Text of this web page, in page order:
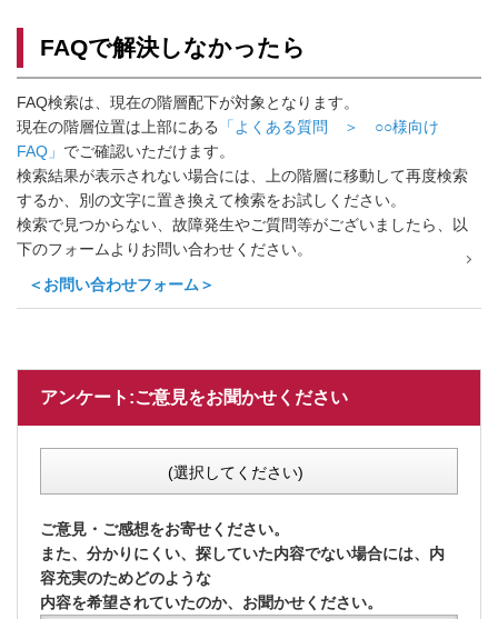
FAQで解決しなかったら
FAQ検索は、現在の階層配下が対象となります。
現在の階層位置は上部にある
「よくある質問 ＞ ○○様向け
FAQ」 でご確認いただけます。
検索結果が表示されない場合には、上の階層に移動して再度検索
するか、別の文字に置き換えて検索をお試しください。
検索で見つからない、故障発生やご質問等がございましたら、以
下のフォームよりお問い合わせください。
＜お問い合わせフォーム＞
アンケート:ご意見をお聞かせください
(選択してください)
ご意見・ご感想をお寄せください。
また、分かりにくい、探していた内容でない場合には、内
容充実のためどのような
内容を希望されていたのか、お聞かせください。